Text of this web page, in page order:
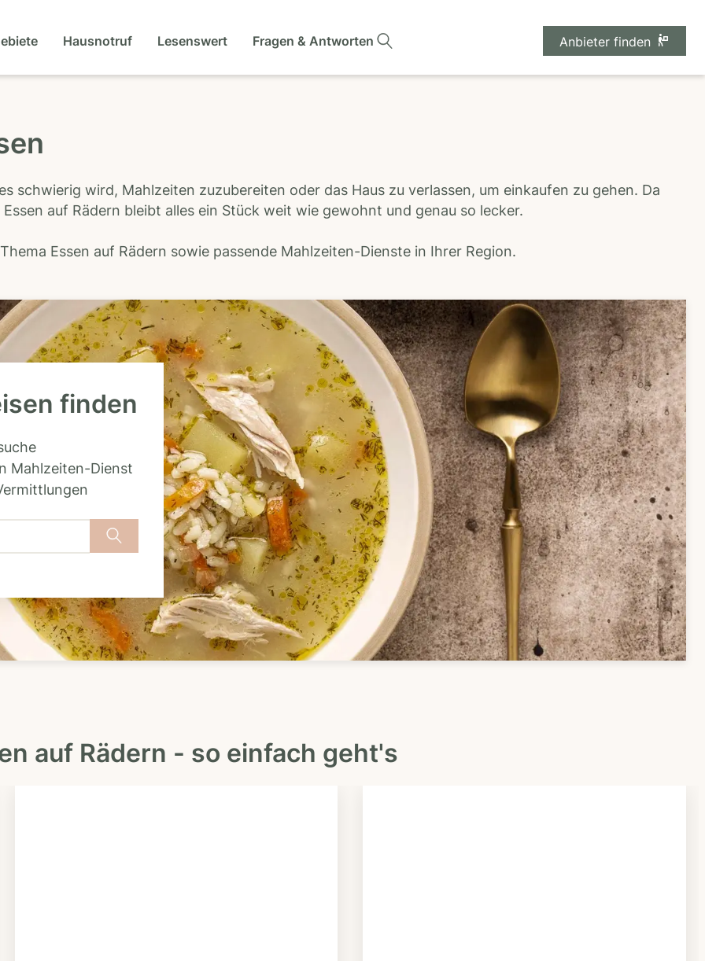
Hausnotruf Lesenswert Fragen & Antworten Anbieter finden
schwierig wird, Mahlzeiten zuzubereiten oder das Haus zu verlassen, um einkaufen zu gehen. Da
auf Rädern bleibt alles ein Stück weit wie gewohnt und genau so lecker.
Essen auf Rädern sowie passende Mahlzeiten-Dienste in Ihrer Region.
finden
Mahlzeiten-Dienst
auf Rädern - so einfach geht's